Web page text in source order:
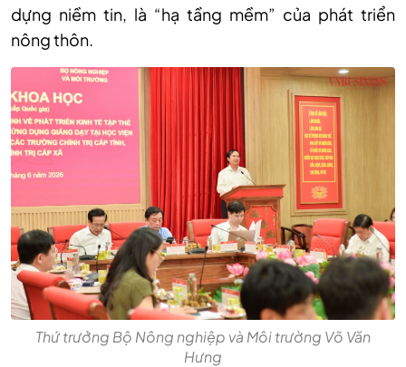
dựng niềm tin, là “hạ tầng mềm” của phát triển
nông thôn.
Thứ trưởng Bộ Nông nghiệp và Môi trường Võ Văn
Hưng